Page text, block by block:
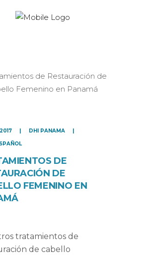
DHI PANAMA
DE
DE
FEMENINO EN
tratamientos de
de cabello